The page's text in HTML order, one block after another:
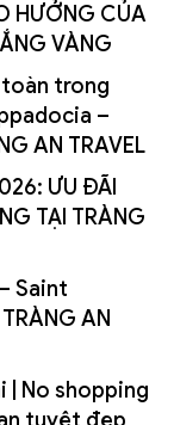
HƯỞNG CỦA
VÀNG
toàn trong
–
AN TRAVEL
ƯU ĐÃI
TẠI TRÀNG
Saint
AN
| No shopping